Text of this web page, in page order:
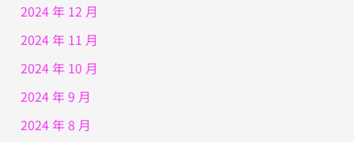
2024 年 12 月
2024 年 11 月
2024 年 10 月
2024 年 9 月
2024 年 8 月